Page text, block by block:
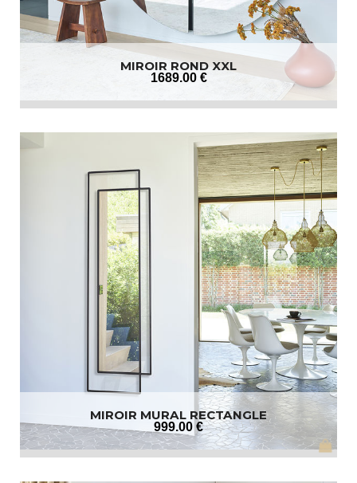
MIROIR ROND XXL
1689.00 €
MIROIR MURAL RECTANGLE
999.00 €